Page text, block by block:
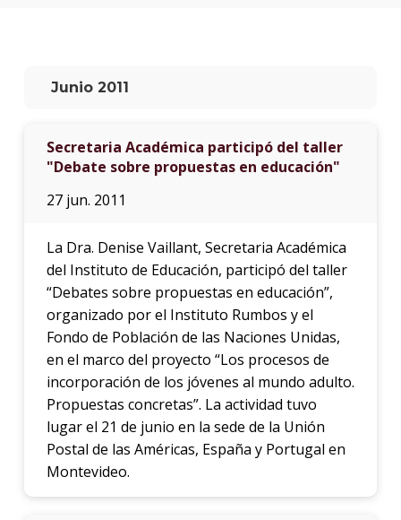
Junio 2011
Secretaria Académica participó del taller
"Debate sobre propuestas en educación"
27 jun. 2011
La Dra. Denise Vaillant, Secretaria Académica
del Instituto de Educación, participó del taller
“Debates sobre propuestas en educación”,
organizado por el Instituto Rumbos y el
Fondo de Población de las Naciones Unidas,
en el marco del proyecto “Los procesos de
incorporación de los jóvenes al mundo adulto.
Propuestas concretas”. La actividad tuvo
lugar el 21 de junio en la sede de la Unión
Postal de las Américas, España y Portugal en
Montevideo.